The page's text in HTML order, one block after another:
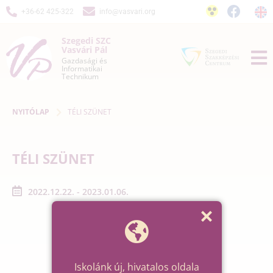
+36-62 425-322 info@vasvari.org
Szegedi SZC
Vasvári Pál
Gazdasági és
Informatikai
Technikum
NYITÓLAP TÉLI SZÜNET
TÉLI SZÜNET
2022.12.22. - 2023.01.06.
Iskolánk új, hivatalos oldala